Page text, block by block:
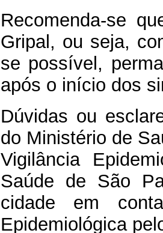
Recomenda-se
Gripal, ou seja,
se possível,
após o início dos
Dúvidas ou
do Ministério de
Vigilância
Saúde de São
cidade em
Epidemiológica